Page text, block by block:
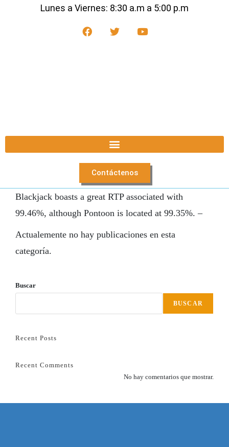
Lunes a Viernes: 8:30 a.m a 5:00 p.m
Contáctenos
Blackjack boasts a great RTP associated with
99.46%, although Pontoon is located at 99.35%. –
Actualemente no hay publicaciones en esta
categoría.
Buscar
BUSCAR
Recent Posts
Recent Comments
No hay comentarios que mostrar.